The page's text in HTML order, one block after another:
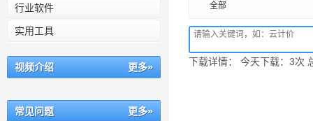
行业软件
实用工具
更多»
视频介绍
更多»
常见问题
全部
下载详情： 今天下载：3次